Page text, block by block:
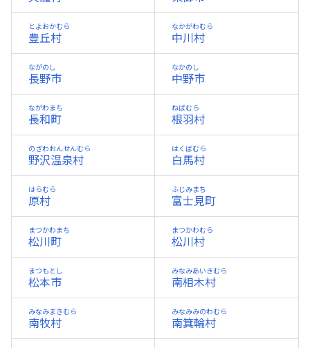
豊丘村
とよおかむら
中川村
なかがわむら
長野市
ながのし
中野市
なかのし
長和町
ながわまち
根羽村
ねばむら
野沢温泉村
のざわおんせんむら
白馬村
はくばむら
原村
はらむら
富士見町
ふじみまち
松川町
まつかわまち
松川村
まつかわむら
松本市
まつもとし
南相木村
みなみあいきむら
南牧村
みなみまきむら
南箕輪村
みなみみのわむら